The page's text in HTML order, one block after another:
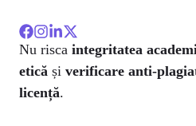
Nu risca integritatea
etică și verificare anti-
licență.